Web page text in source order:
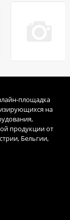
площадка
на
продукции от
Бельгии,